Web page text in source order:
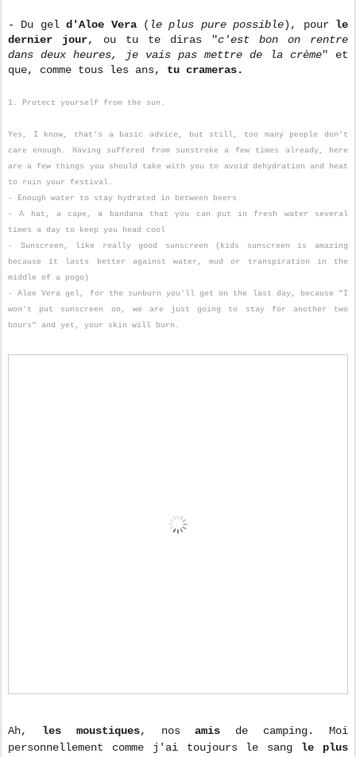
- Du geld'Aloe Vera( le plus pure possible), pour le
dernier jour, ou tu te diras "c'est bon on rentre
dans deux heures, je vais pas mettre de la crème" et
que, comme tous les ans, tu crameras.
1. Protect yourself from the sun.
Yes, I know, that's a basic advice, but still, too many people don't
care enough. Having suffered from sunstroke a few times already, here
are a few things you should take with you to avoid dehydration and heat
to ruin your festival.
- Enough water to stay hydrated in between beers
- A hat, a cape, a bandana that you can put in fresh water several
times a day to keep you head cool
- Sunscreen, like really good sunscreen (kids sunscreen is amazing
because it lasts better against water, mud or transpiration in the
middle of a pogo)
- Aloe Vera gel, for the sunburn you'll get on the last day, because "I
won't put sunscreen on, we are just going to stay for another two
hours" and yet, your skin will burn.
Ah, les moustiques, nosamis de camping. Moi
personnellement comme j'ai toujours le sang le plus